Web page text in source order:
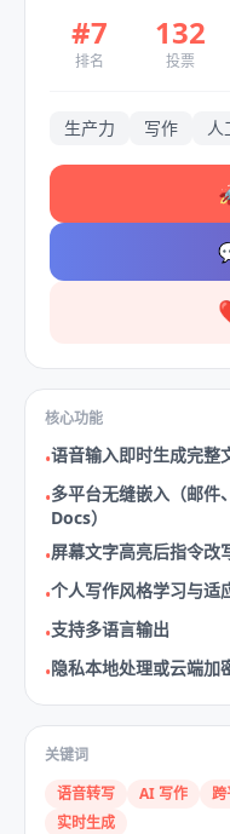
#7
排名
132
投票
生产力 写作 人
核心功能
•语音输入即时生成完整
•多平台无缝嵌入（邮
Docs）
•屏幕文字高亮后指令改
•个人写作风格学习与适
•支持多语言输出
•隐私本地处理或云端加
关键词
语音转写
AI 写作 跨
实时生成